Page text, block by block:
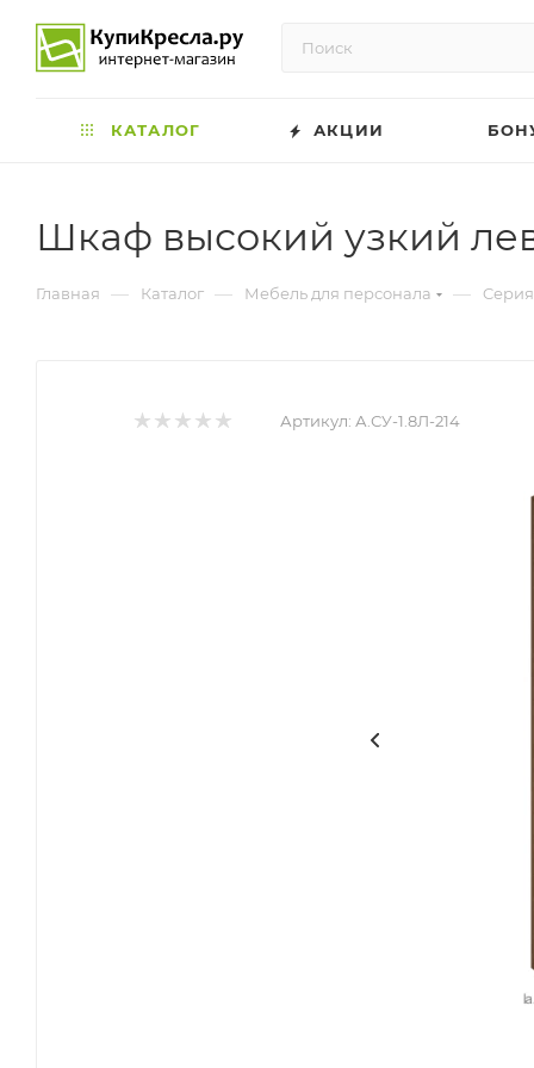
КАТАЛОГ АКЦИИ
Шкаф высокий узкий
Главная — Каталог — Мебель для персонала —
Артикул: А.СУ-1.8Л-214